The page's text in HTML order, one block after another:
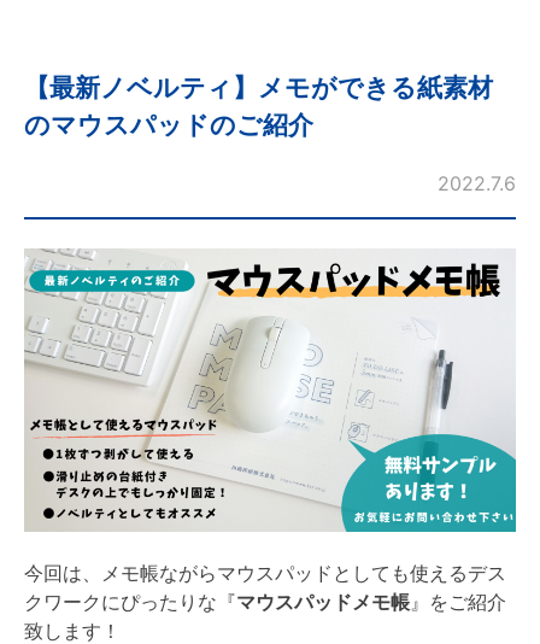
【最新ノベルティ】メモができる紙素材
のマウスパッドのご紹介
2022.7.6
今回は、メモ帳ながらマウスパッドとしても使えるデス
クワークにぴったりな『マウスパッドメモ帳 』をご紹介
致します！